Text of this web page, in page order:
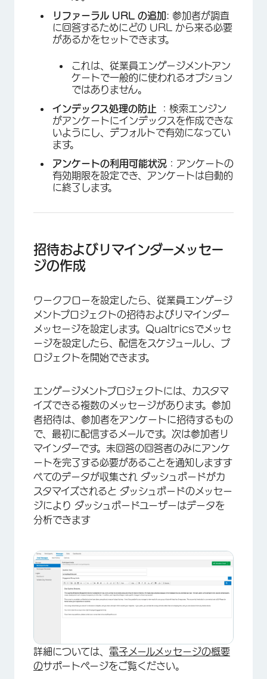
リファーラル URL の追加 : 参加者が調査
に回答するためにどの URL から来る必要
があるかをセットできます。
これは、従業員エンゲージメントアン
ケートで一般的に使われるオプション
ではありません。
インデックス処理の防止 ：検索エンジン
がアンケートにインデックスを作成できな
いようにし、デフォルトで有効になってい
ます。
アンケートの利用可能状況 ：アンケートの
有効期限を設定でき、アンケートは自動的
に終了します。
招待およびリマインダーメッセー
ジの作成
ワークフローを設定したら、従業員エンゲージ
メントプロジェクトの招待およびリマインダー
メッセージを設定します。Qualtricsでメッセ
ージを設定したら、配信をスケジュールし、プ
ロジェクトを開始できます。
エンゲージメントプロジェクトには、カスタマ
イズできる複数のメッセージがあります。参加
者招待は、参加者をアンケートに招待するもの
で、最初に配信するメールです。次は参加者リ
マインダーです。未回答の回答者のみにアンケ
ートを完了する必要があることを通知しますす
べてのデータが収集され ダッシュボードがカ
スタマイズされると ダッシュボードのメッセー
ジにより ダッシュボードユーザーはデータを
分析できます
詳細については、 電子メールメッセージの概要
のサポートページをご覧ください。